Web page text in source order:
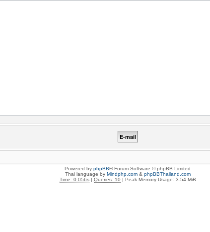
Powered by phpBB® Forum Software © phpBB Limited
Thai language by Mindphp.com& phpBBThailand.com
Time: 0.056s| Queries: 10| Peak Memory Usage: 3.54 MiB